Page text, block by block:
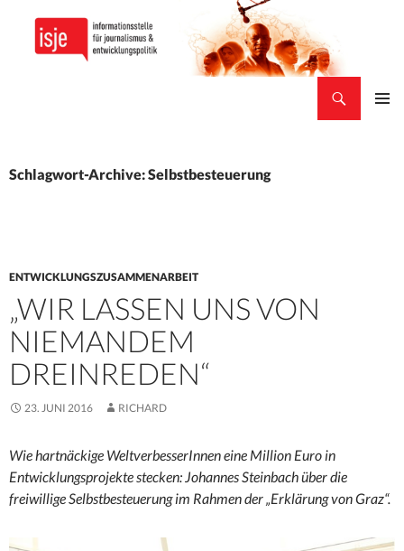
Schlagwort-Archive: Selbstbesteuerung
ENTWICKLUNGSZUSAMMENARBEIT
„WIR LASSEN UNS VON
NIEMANDEM
DREINREDEN“
23. JUNI 2016 RICHARD
Wie hartnäckige WeltverbesserInnen eine Million Euro in
Entwicklungsprojekte stecken: Johannes Steinbach über die
freiwillige Selbstbesteuerung im Rahmen der „Erklärung von Graz“.